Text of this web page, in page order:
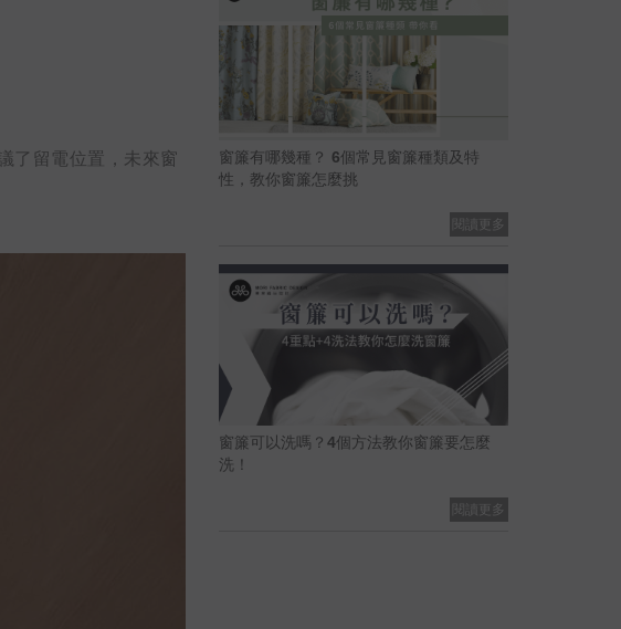
了留電位置，未來窗
窗簾有哪幾種？ 6個常見窗簾種類及特
性，教你窗簾怎麼挑
閱讀更多
窗簾可以洗嗎？4個方法教你窗簾要怎麼
洗！
閱讀更多